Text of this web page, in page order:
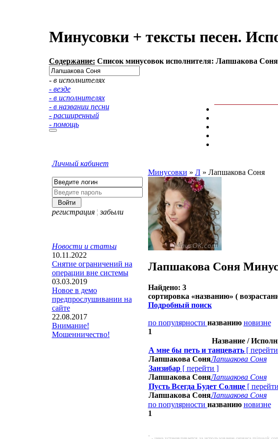
Минусовки + тексты песен.
Содержание: Список минусовок исполнителя: Лапшакова
- в исполнителях
- везде
- в исполнителях
- в названии песни
- расширенный
- помощь
Личный кабинет
регистрация ¦ забыли
Новости и статьи
10.11.2022
Снятие ограничений на
операции вне системы
03.03.2019
Новое в демо
предпрослушивании на
сайте
22.08.2017
Внимание!
Мошенничество!
Минусовки » Л» Лапшакова Соня
Лапшакова Соня
Найдено: 3
сортировка «названию» (
Подробный поиск
по популярности названию новизне
1
Название /
А мне бы петь и танцевать[ перейти
Лапшакова СоняЛапшакова Соня
Занзибар[ перейти ]
Лапшакова СоняЛапшакова Соня
Пусть Всегда Будет Солнце[ перейти
Лапшакова СоняЛапшакова Соня
по популярности названию новизне
1
*